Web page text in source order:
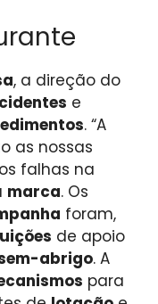
, a direção do
e
. “A
as nossas
falhas na
marca. Os
foram,
de apoio
abrigo. A
para